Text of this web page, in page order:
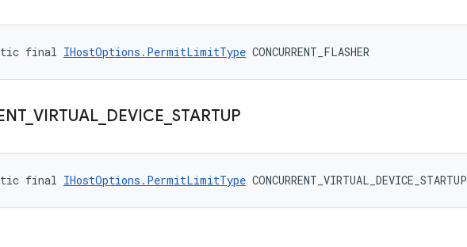
final IHostOptions.PermitLimitType CONCURRENT_FLASHER
_ VIRTUAL DEVICE STARTUP
final IHostOptions.PermitLimitType CONCURRENT_VIRTUAL_DEVICE_STARTUP